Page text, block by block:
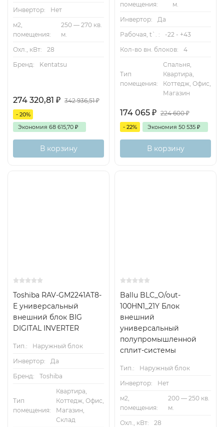
Инвертор:
Нет
м2,
помещения:
250 — 270 кв.
м.
Охл., кВт:
28
Бренд:
Kentatsu
274 320,81 ₽ 342 936,51₽
- 20%
Экономия 68 615,70 ₽
В корзину
помещения:
м.
Инвертор:
Да
Рабочая, t`. :
-22 - +43
Кол-во вн. блоков:
4
Тип
помещения:
Спальня,
Квартира,
Коттедж, Офис,
Магазин
174 065 ₽ 224 600₽
- 22% Экономия 50 535 ₽
В корзину
Toshiba RAV-GM2241AT8-
E универсальный
внешний блок BIG
DIGITAL INVERTER
Тип.:
Наружный блок
Инвертор:
Да
Бренд:
Toshiba
Тип
помещения:
Квартира,
Коттедж, Офис,
Магазин,
Склад
Ballu BLC_O/out-
100HN1_21Y Блок
внешний
универсальный
полупромышленной
сплит-системы
Тип.:
Наружный блок
Инвертор:
Нет
м2,
помещения:
200 — 250 кв.
м.
Охл., кВт:
28